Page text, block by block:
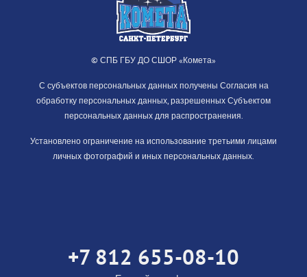
© СПБ ГБУ ДО СШОР «Комета»
С субъектов персональных данных получены Согласия на
обработку персональных данных, разрешенных Субъектом
персональных данных для распространения.
Установлено ограничение на использование третьими лицами
личных фотографий и иных персональных данных.
+7 812 655-08-10